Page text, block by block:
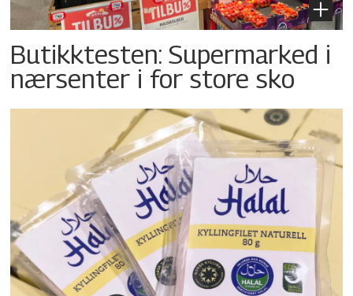
Butikktesten: Supermarked i
nærsenter i for store sko